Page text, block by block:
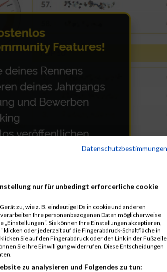
Datenschutzbestimmungen
nur für unbedingt erforderliche cookie
zu, wie z. B. eindeutige IDs in cookie und anderen
Ihre personenbezogenen Daten möglicherweise
Sie können Ihre Einstellungen akzeptieren,
klicken oder jederzeit auf die Fingerabdruck-Schaltfläche in
Sie auf den Fingerabdruck oder den Link in der Fußzeile
Sie Ihre Einwilligung widerrufen. Diese Entscheidungen
zu analysieren und Folgendes zu tun: